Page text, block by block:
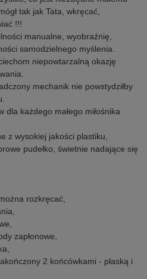
tak jak Tata, wkręcać,
!!!
manualne, wyobraźnię,
samodzielnego myślenia.
niepowtarzalną okazję
mechanik nie powstydziłby
dla każdego małego miłośnika
z wysokiej jakości plastiku,
pudełko, świetnie nadające się
rozkręcać,
zapłonowe,
2 końcówkami - płaską i